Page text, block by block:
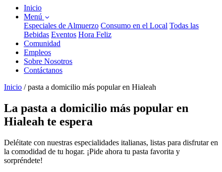
Inicio
Menú
Especiales de Almuerzo Consumo en el Local Todas las
Bebidas Eventos Hora Feliz
Comunidad
Empleos
Sobre Nosotros
Contáctanos
Inicio / pasta a domicilio más popular en Hialeah
La pasta a domicilio más popular en
Hialeah te espera
Deléitate con nuestras especialidades italianas, listas para disfrutar en
la comodidad de tu hogar. ¡Pide ahora tu pasta favorita y
sorpréndete!